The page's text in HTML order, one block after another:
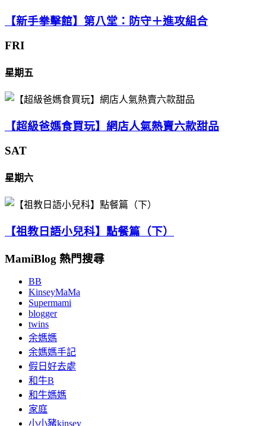
【新手拳擊館】第八堂：防守＋進攻組合
FRI
星期五
【超級爸媽食買玩】網店人氣熱賣六款甜品
SAT
星期六
【祖教日語小兒科】點餐篇（下）
MamiBlog 熱門搜尋
BB
KinseyMaMa
Supermami
blogger
twins
余媽媽
余媽媽手記
假日好去處
和牛B
和牛媽媽
家庭
小小豬kinsey